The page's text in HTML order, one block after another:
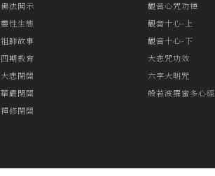
佛法開示
靈性生態
祖師故事
四期教育
大悲閉關
華嚴閉關
禪修閉關
觀音心咒功德
觀音十心-上
觀音十心-下
大悲咒功效
六字大明咒
般若波羅蜜多心經